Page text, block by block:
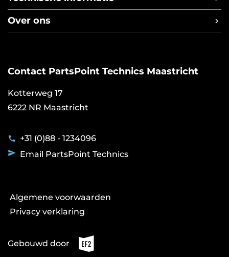
Inbouwservice op locatie
Blogs
Over ons
Over PartsPoint Technics
NexDrive
Vacatures
Contact PartsPoint Technics Maastricht
Kotterweg 17
6222 NR Maastricht
+31 (0)88 - 1234096
Email PartsPoint Technics
Voet
Sittard
Algemene voorwaarden
Privacy verklaring
Gebouwd door